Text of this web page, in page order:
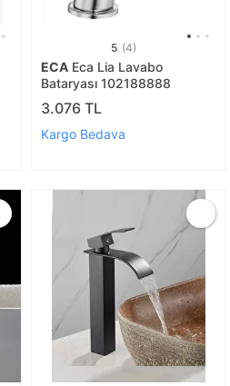
5 (4)
ECA Eca Lia Lavabo
Bataryası 102188888
3.076 TL
Kargo Bedava